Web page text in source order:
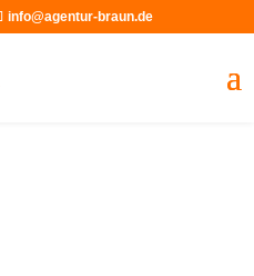
info@agentur-braun.de